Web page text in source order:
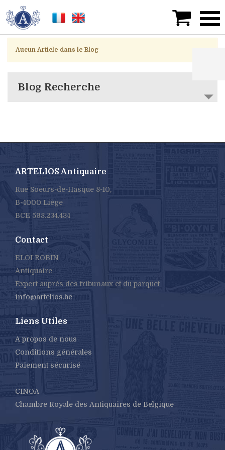
> Toutes les News du Blog
Aucun Article dans le Blog
Blog Recherche
ARTELIOS Antiquaire
Rue Soeurs-de-Hasque 8-10,
B-4000 Liège
BCE 598.234.434
Contact
ELOI ROBIN
Antiquaire
Expert auprès des tribunaux et du parquet
info@artelios.be
Liens Utiles
A propos de nous
Conditions générales
Paiement sécurisé
CINOA
Chambre Royale des Antiquaires de Belgique
